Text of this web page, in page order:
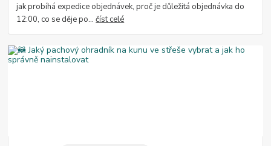
jak probíhá expedice objednávek, proč je důležitá objednávka do
12:00, co se děje po...číst celé